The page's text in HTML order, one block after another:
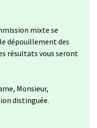
mixte se
dépouillement des
résultats vous seront
Monsieur,
distinguée.